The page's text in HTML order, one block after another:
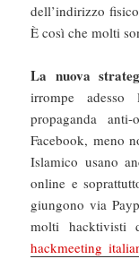
dell’indirizzo
È così che molti
La nuova
irrompe
propaganda
Facebook, meno
Islamico usano
online e
giungono via
molti hacktivisti
hackmeeting